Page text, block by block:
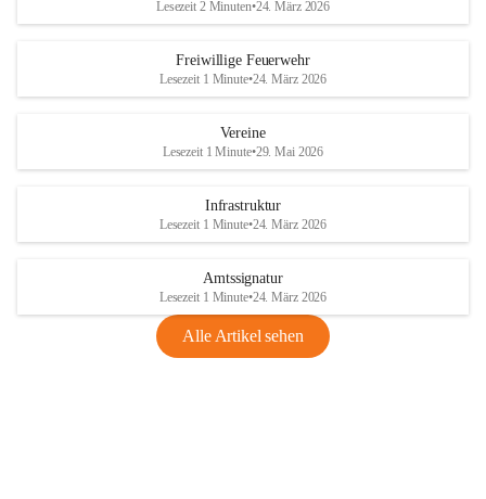
Lesezeit 2 Minuten•24. März 2026
Freiwillige Feuerwehr
Lesezeit 1 Minute•24. März 2026
Vereine
Lesezeit 1 Minute•29. Mai 2026
Infrastruktur
Lesezeit 1 Minute•24. März 2026
Amtssignatur
Lesezeit 1 Minute•24. März 2026
Alle Artikel sehen